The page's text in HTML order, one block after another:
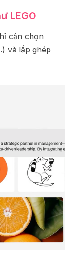
LEGO
cần chọn
và lắp ghép